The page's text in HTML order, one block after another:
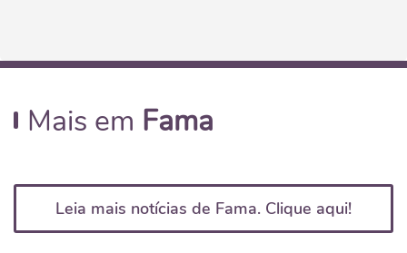
Mais em Fama
Leia mais notícias de Fama. Clique aqui!